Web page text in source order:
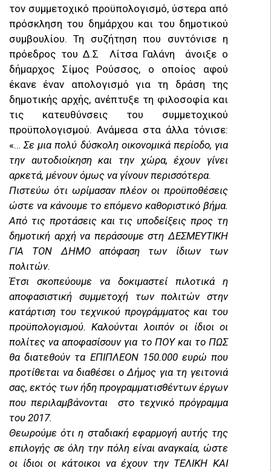
τον συμμετοχικό προϋπολογισμό, ύστερα από
πρόσκληση του δημάρχου και του δημοτικού
συμβουλίου. Τη συζήτηση που συντόνισε η
πρόεδρος του Δ.Σ Λίτσα Γαλάνη άνοιξε ο
δήμαρχος Σίμος Ρούσσος, ο οποίος αφού
έκανε έναν απολογισμό για τη δράση της
δημοτικής αρχής, ανέπτυξε τη φιλοσοφία και
τις κατευθύνσεις του συμμετοχικού
προϋπολογισμού. Ανάμεσα στα άλλα τόνισε:
«…Σε μια πολύ δύσκολη οικονομικά περίοδο, για
την αυτοδιοίκηση και την χώρα, έχουν γίνει
αρκετά, μένουν όμως να γίνουν περισσότερα.
Πιστεύω ότι ωρίμασαν πλέον οι προϋποθέσεις
ώστε να κάνουμε το επόμενο καθοριστικό βήμα.
Από τις προτάσεις και τις υποδείξεις προς τη
δημοτική αρχή να περάσουμε στη ΔΕΣΜΕΥΤΙΚΗ
ΓΙΑ ΤΟΝ ΔΗΜΟ απόφαση των ίδιων των
πολιτών.
Έτσι σκοπεύουμε να δοκιμαστεί πιλοτικά η
αποφασιστική συμμετοχή των πολιτών στην
κατάρτιση του τεχνικού προγράμματος και του
προϋπολογισμού. Καλούνται λοιπόν οι ίδιοι οι
πολίτες να αποφασίσουν για το ΠΟΥ και το ΠΩΣ
θα διατεθούν τα ΕΠΙΠΛΕΟΝ 150.000 ευρώ που
προτίθεται να διαθέσει ο Δήμος για τη γειτονιά
σας, εκτός των ήδη προγραμματισθέντων έργων
που περιλαμβάνονται στο τεχνικό πρόγραμμα
του 2017.
Θεωρούμε ότι η σταδιακή εφαρμογή αυτής της
επιλογής σε όλη την πόλη είναι αναγκαία, ώστε
οι ίδιοι οι κάτοικοι να έχουν την ΤΕΛΙΚΗ ΚΑΙ